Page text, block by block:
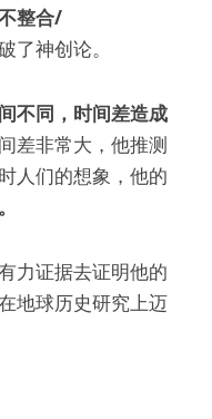
整合/
了神创论。
不同，时间差造成
差非常大，他推测
人们的想象，他的
力证据去证明他的
地球历史研究上迈